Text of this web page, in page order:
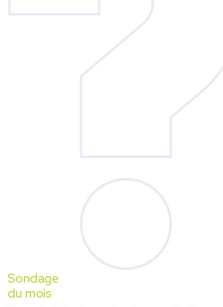
Sondage
du mois